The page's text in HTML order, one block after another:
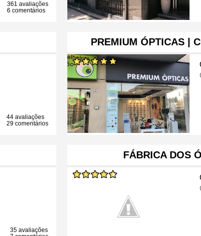
361 avaliações
6 comentários
44 avaliações
29 comentários
PREMIUM ÓPTICAS |
35 avaliações
FÁBRICA DOS